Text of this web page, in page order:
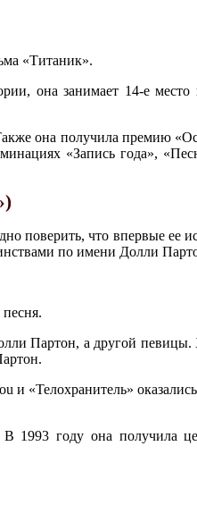
«Титаник».
она занимает 14-е место
она получила премию
«Запись года»,
поверить, что впервые ее
по имени Долли
Партон, а другой
«Телохранитель»
1993 году она получила